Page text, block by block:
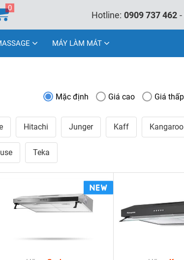
0
Hotline: 0909 737 462 -
MÁY LÀM MÁT
Mặc định Giá cao Giá thấp
Hitachi Junger Kaff Kangaroo
Teka